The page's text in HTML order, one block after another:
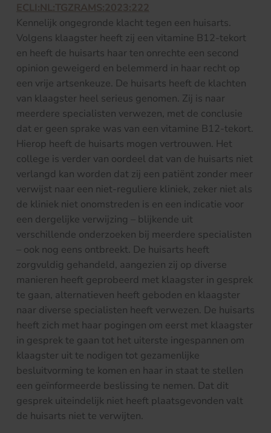
ECLI:NL:TGZRAMS:2023:222
Kennelijk ongegronde klacht tegen een huisarts.
Volgens klaagster heeft zij een vitamine B12-tekort
en heeft de huisarts haar ten onrechte een second
opinion geweigerd en belemmerd in haar recht op
een vrije artsenkeuze. De huisarts heeft de klachten
van klaagster heel serieus genomen. Zij is naar
meerdere specialisten verwezen, met de conclusie
dat er geen sprake was van een vitamine B12-tekort.
Hierop heeft de huisarts mogen vertrouwen. Het
college is verder van oordeel dat van de huisarts niet
verlangd kan worden dat zij een patiënt zonder meer
verwijst naar een niet-reguliere kliniek, zeker niet als
de kliniek niet onomstreden is en een indicatie voor
een dergelijke verwijzing – blijkende uit
verschillende onderzoeken bij meerdere specialisten
– ook nog eens ontbreekt. De huisarts heeft
zorgvuldig gehandeld, aangezien zij op diverse
manieren heeft geprobeerd met klaagster in gesprek
te gaan, alternatieven heeft geboden en klaagster
naar diverse specialisten heeft verwezen. De huisarts
heeft zich met haar pogingen om eerst met klaagster
in gesprek te gaan tot het uiterste ingespannen om
klaagster uit te nodigen tot gezamenlijke
besluitvorming te komen en haar in staat te stellen
een geïnformeerde beslissing te nemen. Dat dit
gesprek uiteindelijk niet heeft plaatsgevonden valt
de huisarts niet te verwijten.